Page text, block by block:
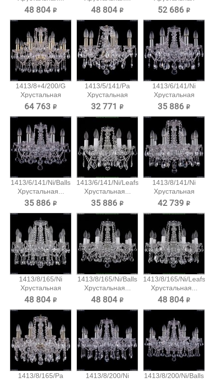
48 804 ₽ 48 804 ₽
подвесная...
52 686 ₽
1413/8+4/200/G
Хрустальная
подвесная...
64 763 ₽
1413/5/141/Pa
Хрустальная
подвесная...
32 771 ₽
1413/6/141/Ni
Хрустальная
подвесная...
35 886 ₽
1413/6/141/Ni/Balls
Хрустальная...
35 886 ₽
1413/6/141/Ni/Leafs
Хрустальная...
35 886 ₽
1413/8/141/Ni
Хрустальная
подвесная...
42 739 ₽
1413/8/165/Ni
Хрустальная
подвесная...
48 804 ₽
1413/8/165/Ni/Balls
Хрустальная...
48 804 ₽
1413/8/165/Ni/Leafs
Хрустальная...
48 804 ₽
1413/8/165/Pa
1413/8/200/Ni
1413/8/200/Ni/Balls